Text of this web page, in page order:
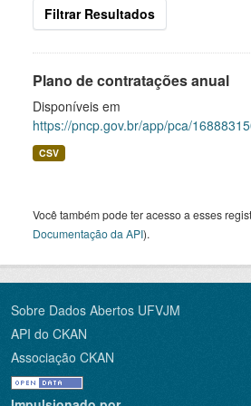
Filtrar Resultados
Plano de contratações anual
Disponíveis em
https://pncp.gov.br/app/pca/
CSV
Você também pode ter acesso a esses
Documentação da API).
Sobre Dados Abertos UFVJM
API do CKAN
Associação CKAN